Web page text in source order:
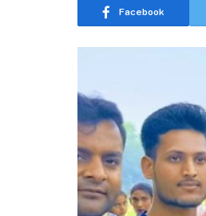
Facebook